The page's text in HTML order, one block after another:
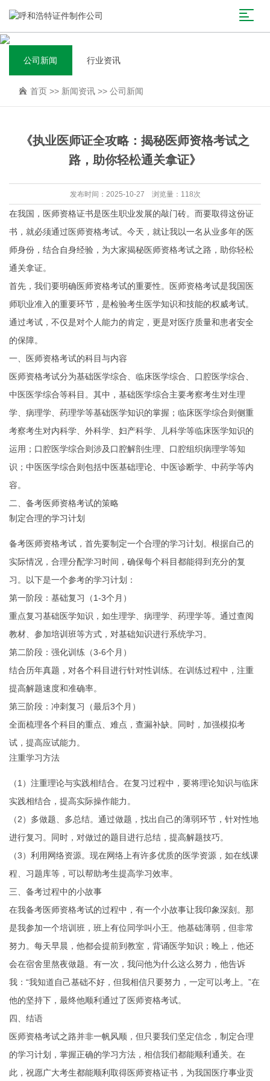
公司新闻 行业资讯
首页 >> 新闻资讯 >> 公司新闻
《执业医师证全攻略：揭秘医师资格考试之
路，助你轻松通关拿证》
发布时间：2025-10-27 浏览量：118次
在我国，医师资格证书是医生职业发展的敲门砖。而要取得这份证
书，就必须通过医师资格考试。今天，就让我以一名从业多年的医
师身份，结合自身经验，为大家揭秘医师资格考试之路，助你轻松
通关拿证。
首先，我们要明确医师资格考试的重要性。医师资格考试是我国医
师职业准入的重要环节，是检验考生医学知识和技能的权威考试。
通过考试，不仅是对个人能力的肯定，更是对医疗质量和患者安全
的保障。
一、医师资格考试的科目与内容
医师资格考试分为基础医学综合、临床医学综合、口腔医学综合、
中医医学综合等科目。其中，基础医学综合主要考察考生对生理
学、病理学、药理学等基础医学知识的掌握；临床医学综合则侧重
考察考生对内科学、外科学、妇产科学、儿科学等临床医学知识的
运用；口腔医学综合则涉及口腔解剖生理、口腔组织病理学等知
识；中医医学综合则包括中医基础理论、中医诊断学、中药学等内
容。
二、备考医师资格考试的策略
制定合理的学习计划
备考医师资格考试，首先要制定一个合理的学习计划。根据自己的
实际情况，合理分配学习时间，确保每个科目都能得到充分的复
习。以下是一个参考的学习计划：
第一阶段：基础复习（1-3个月）
重点复习基础医学知识，如生理学、病理学、药理学等。通过查阅
教材、参加培训班等方式，对基础知识进行系统学习。
第二阶段：强化训练（3-6个月）
结合历年真题，对各个科目进行针对性训练。在训练过程中，注重
提高解题速度和准确率。
第三阶段：冲刺复习（最后3个月）
全面梳理各个科目的重点、难点，查漏补缺。同时，加强模拟考
试，提高应试能力。
注重学习方法
（1）注重理论与实践相结合。在复习过程中，要将理论知识与临床
实践相结合，提高实际操作能力。
（2）多做题、多总结。通过做题，找出自己的薄弱环节，针对性地
进行复习。同时，对做过的题目进行总结，提高解题技巧。
（3）利用网络资源。现在网络上有许多优质的医学资源，如在线课
程、习题库等，可以帮助考生提高学习效率。
三、备考过程中的小故事
在我备考医师资格考试的过程中，有一个小故事让我印象深刻。那
是我参加一个培训班，班上有位同学叫小王。他基础薄弱，但非常
努力。每天早晨，他都会提前到教室，背诵医学知识；晚上，他还
会在宿舍里熬夜做题。有一次，我问他为什么这么努力，他告诉
我：“我知道自己基础不好，但我相信只要努力，一定可以考上。”在
他的坚持下，最终他顺利通过了医师资格考试。
四、结语
医师资格考试之路并非一帆风顺，但只要我们坚定信念，制定合理
的学习计划，掌握正确的学习方法，相信我们都能顺利通关。在
此，祝愿广大考生都能顺利取得医师资格证书，为我国医疗事业贡